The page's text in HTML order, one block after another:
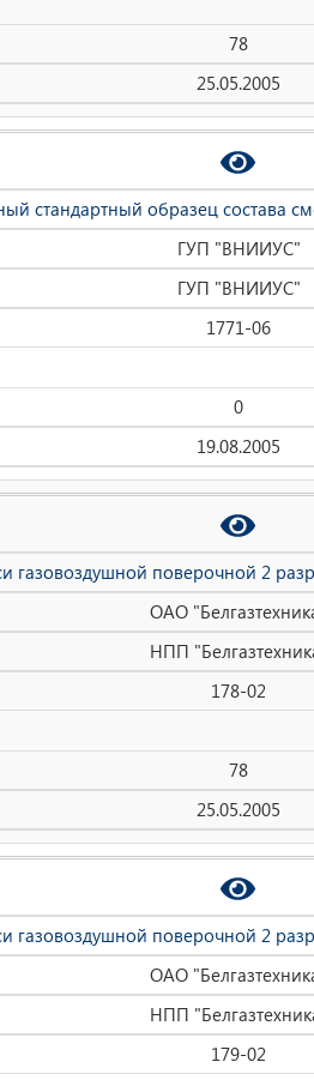
78
25.05.2005
стандартный образец состава
ГУП "ВНИИУС"
ГУП "ВНИИУС"
1771-06
0
19.08.2005
газовоздушной поверочной 2
ОАО
НПП
178-02
78
25.05.2005
газовоздушной поверочной 2
ОАО
НПП
179-02